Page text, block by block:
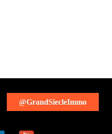
@GrandSiecleImmo